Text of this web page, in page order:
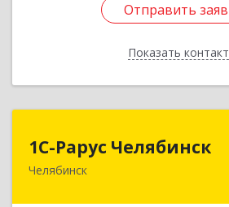
Отправить
Показать
Отправить
Назад
1С-Рарус Челябинск
Челябинск
1С-
454091, Челябинская обл,